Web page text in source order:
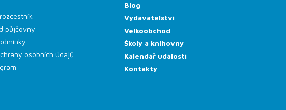
půjčovny
osobních údajů
Blog
Vydavatelství
Velkoobchod
Školy a knihovny
Kalendář událostí
Kontakty